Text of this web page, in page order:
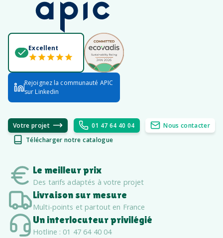
Excellent
Rejoignez la communauté APIC
sur Linkedin
Votre projet 01 47 64 40 04
Nous contacter
Télécharger notre catalogue
Le meilleur prix
Des tarifs adaptés à votre projet
Livraison sur mesure
Multi-points et partout en France
Un interlocuteur privilégié
Hotline : 01 47 64 40 04